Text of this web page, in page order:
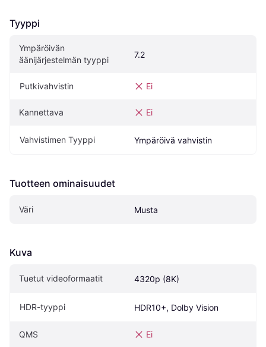
Tyyppi
Ympäröivän
äänijärjestelmän tyyppi
7.2
Putkivahvistin Ei
Kannettava Ei
Vahvistimen Tyyppi Ympäröivä vahvistin
Tuotteen ominaisuudet
Väri Musta
Kuva
Tuetut videoformaatit 4320p (8K)
HDR-tyyppi HDR10+, Dolby Vision
QMS Ei